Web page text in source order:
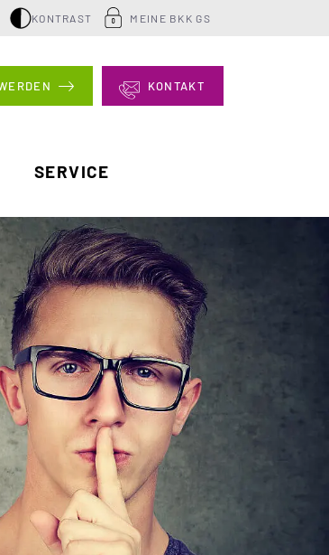
KONTRAST MEINE BKK GS
KONTAKT
SERVICE